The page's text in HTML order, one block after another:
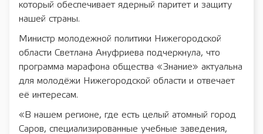
который обеспечивает ядерный паритет и защиту
нашей страны.
Министр молодежной политики Нижегородской
области Светлана Ануфриева подчеркнула, что
программа марафона общества «Знание» актуальна
для молодёжи Нижегородской области и отвечает
её интересам.
«В нашем регионе, где есть целый атомный город
Саров, специализированные учебные заведения,